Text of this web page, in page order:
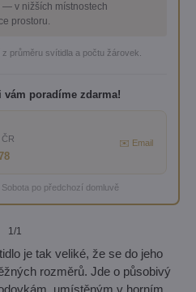
— v nižších místnostech
prostoru.
průměru svítidla a počtu žárovek.
vám poradíme zdarma!
✉️ Email
po předchozí domluvě
1/1
je tak veliké, že se do jeho
rozměrů. Jde o působivý
umístěným v horním